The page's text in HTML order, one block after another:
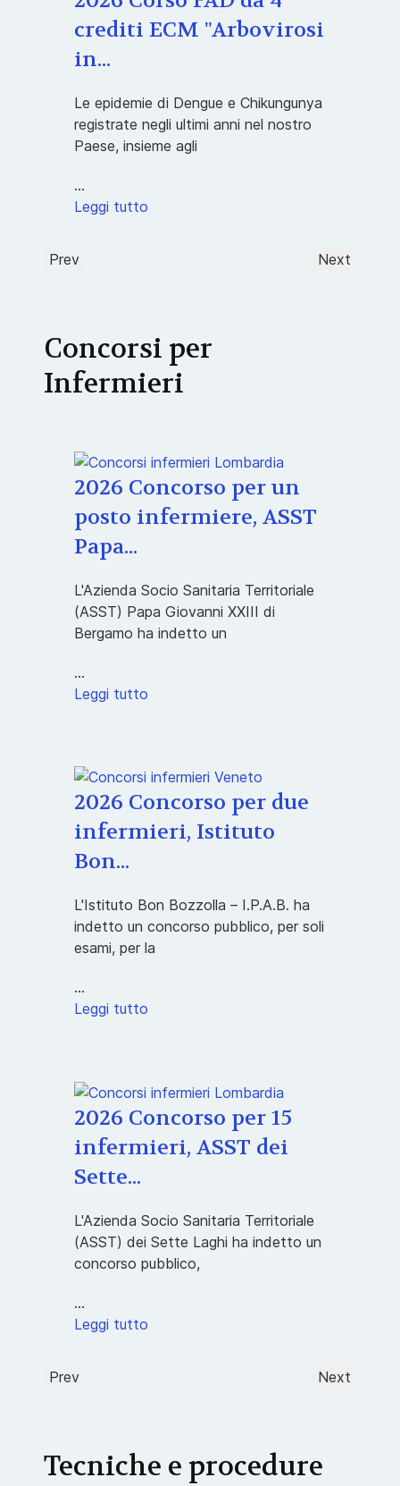
crediti ECM "Arbovirosi
in...
Le epidemie di Dengue e Chikungunya
registrate negli ultimi anni nel nostro
Paese, insieme agli
...
Leggi tutto
Prev Next
Concorsi per
Infermieri
2026 Concorso per un
posto infermiere, ASST
Papa...
L'Azienda Socio Sanitaria Territoriale
(ASST) Papa Giovanni XXIII di
Bergamo ha indetto un
...
Leggi tutto
2026 Concorso per due
infermieri, Istituto
Bon...
L'Istituto Bon Bozzolla – I.P.A.B. ha
indetto un concorso pubblico, per soli
esami, per la
...
Leggi tutto
2026 Concorso per 15
infermieri, ASST dei
Sette...
L'Azienda Socio Sanitaria Territoriale
(ASST) dei Sette Laghi ha indetto un
concorso pubblico,
...
Leggi tutto
Prev Next
Tecniche e procedure